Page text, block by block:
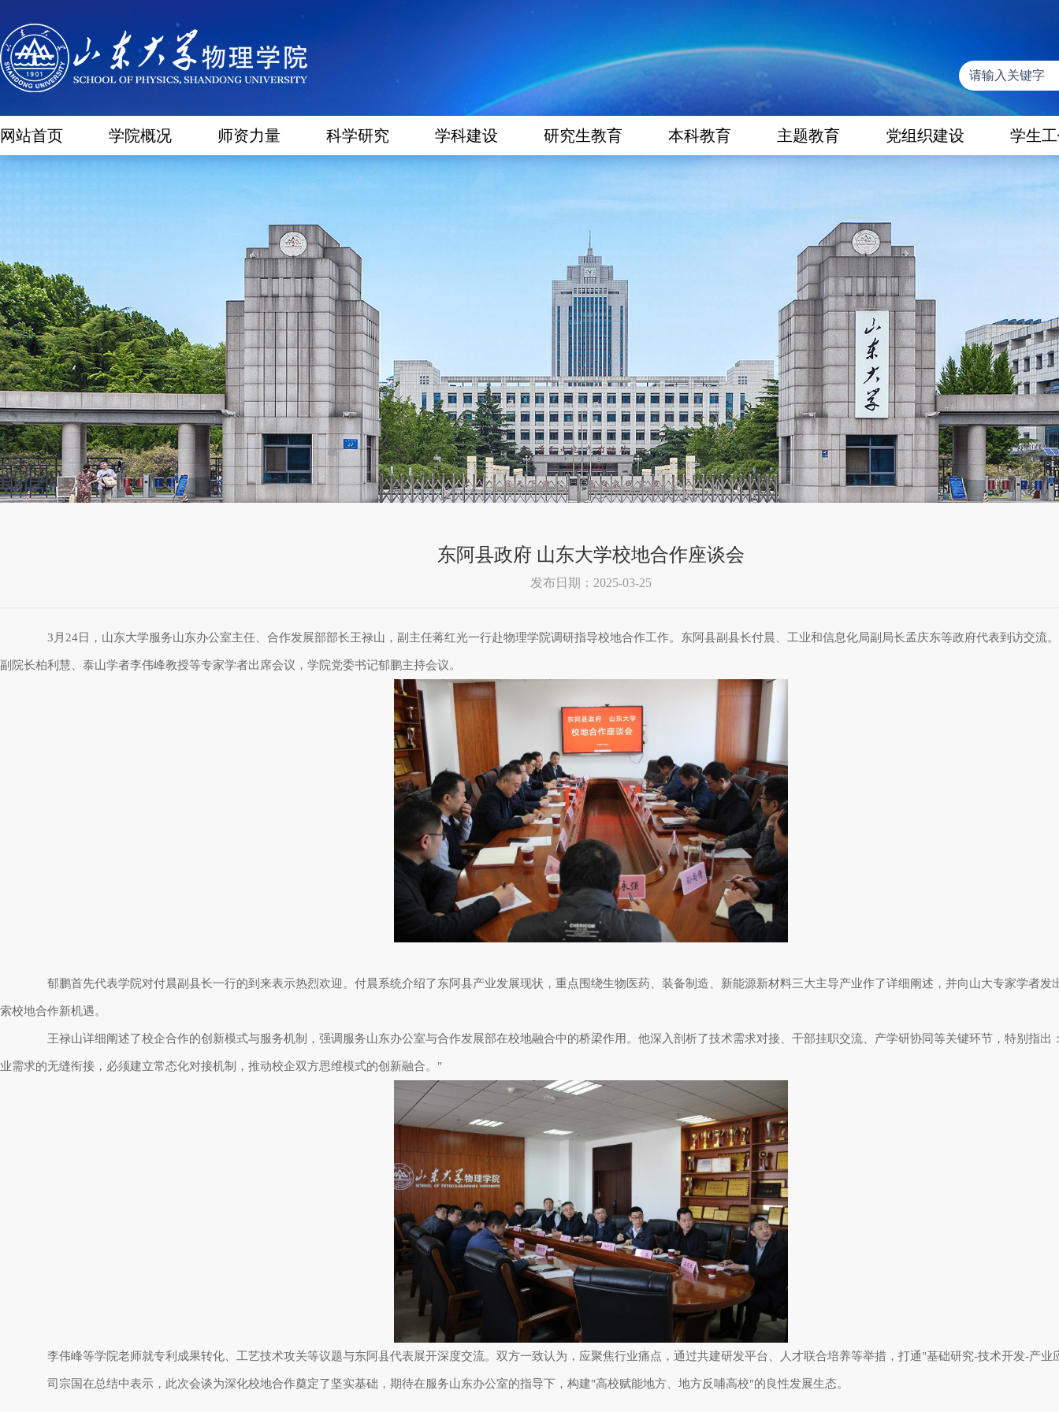
网站首页 学院概况 师资力量 科学研究 学科建设 研究生教育 本科教育 主题教育 党组织建设 学生
东阿县政府 山东大学校地合作座谈会
发布日期：2025-03-25
3月 24日，山东大学服务山东办公室主任、合作发展部部长王禄山，副主任蒋红光一行赴物理学院调研指导校地合作工作。东阿县副县长付晨、工业和信息化局副局长孟庆东等政府代表到访交流
副院长柏利慧、泰山学者李伟峰教授等专家学者出席会议，学院党委书记郁鹏主持会议。
郁鹏首先代表学院对付晨副县长一行的到来表示热烈欢迎。付晨系统介绍了东阿县产业发展现状，重点围绕生物医药、装备制造、新能源新材料三大主导产业作了详细阐述，并向山大专家学者发
索校地合作新机遇。
王禄山详细阐述了校企合作的创新模式与服务机制，强调服务山东办公室与合作发展部在校地融合中的桥梁作用。他深入剖析了技术需求对接、干部挂职交流、产学研协同等关键环节，特别指出
业需求的无缝衔接，必须建立常态化对接机制，推动校企双方思维模式的创新融合。 "
李伟峰等学院老师就专利成果转化、工艺技术攻关等议题与东阿县代表展开深度交流。双方一致认为，应聚焦行业痛点，通过共建研发平台、人才联合培养等举措，打通"基础研究-技术开发-产业
司宗国在总结中表示，此次会谈为深化校地合作奠定了坚实基础，期待在服务山东办公室的指导下，构建"高校赋能地方、地方反哺高校"的良性发展生态。